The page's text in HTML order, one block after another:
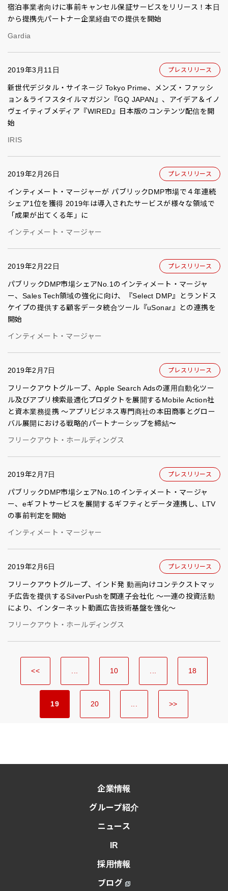
宿泊事業者向けに事前キャンセル保証サービスをリリース！本日
から提携先パートナー企業経由での提供を開始
Gardia
2019年3月11日 プレスリリース
新世代デジタル・サイネージ Tokyo Prime、メンズ・ファッシ
ョン＆ライフスタイルマガジン『GQ JAPAN』、アイデア＆イノ
ヴェイティブメディア『WIRED』日本版のコンテンツ配信を開
始
IRIS
2019年2月26日 プレスリリース
インティメート・マージャーが パブリックDMP市場で４年連続
シェア1位を獲得 2019年は導入されたサービスが様々な領域で
「成果が出てくる年」に
インティメート・マージャー
2019年2月22日 プレスリリース
パブリックDMP市場シェアNo.1のインティメート・マージャ
ー、Sales Tech領域の強化に向け、『Select DMP』とランドス
ケイプの提供する顧客データ統合ツール『uSonar』との連携を
開始
インティメート・マージャー
2019年2月7日 プレスリリース
フリークアウトグループ、Apple Search Adsの運用自動化ツー
ル及びアプリ検索最適化プロダクトを展開するMobile Action社
と資本業務提携 〜アプリビジネス専門商社の本田商事とグロー
バル展開における戦略的パートナーシップを締結〜
フリークアウト・ホールディングス
2019年2月7日 プレスリリース
パブリックDMP市場シェアNo.1のインティメート・マージャ
ー、eギフトサービスを展開するギフティとデータ連携し、LTV
の事前判定を開始
インティメート・マージャー
2019年2月6日 プレスリリース
フリークアウトグループ、インド発 動画向けコンテクストマッ
チ広告を提供するSilverPushを関連子会社化 〜一連の投資活動
により、インターネット動画広告技術基盤を強化〜
フリークアウト・ホールディングス
<< 10 18
19 20 >>
企業情報
グループ紹介
ニュース
IR
採用情報
ブログ